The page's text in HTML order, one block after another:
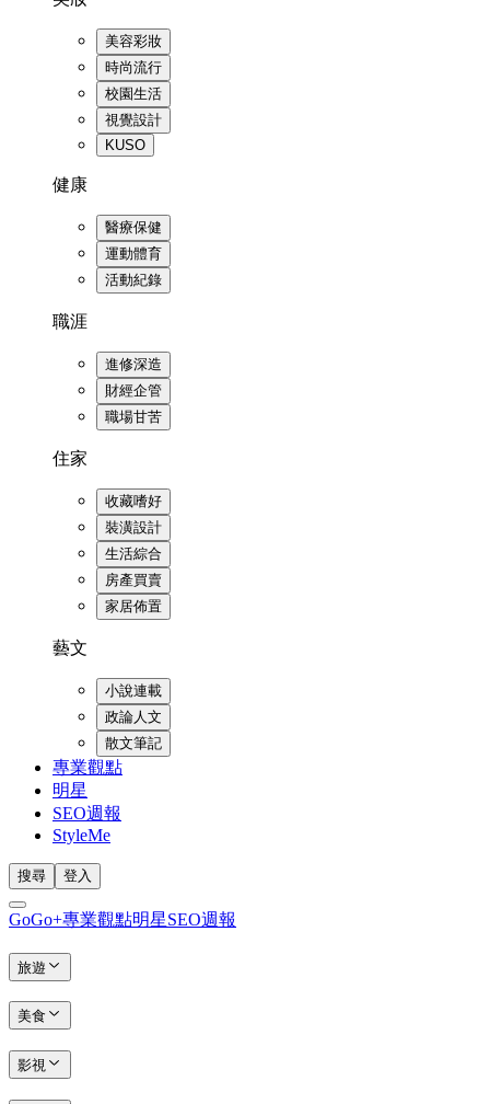
美容彩妝
時尚流行
校園生活
視覺設計
KUSO
健康
醫療保健
運動體育
活動紀錄
職涯
進修深造
財經企管
職場甘苦
住家
收藏嗜好
裝潢設計
生活綜合
房產買賣
家居佈置
藝文
小說連載
政論人文
散文筆記
專業觀點
明星
SEO週報
StyleMe
搜尋 登入
GoGo+專業觀點明星SEO週報
旅遊
美食
影視